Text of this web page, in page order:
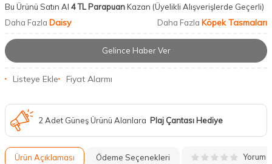
Bu Ürünü Satın Al 4 TL ParapuanKazan (Üyelikli Alışverişlerde Geçerli)
Daha Fazla Daisy Daha Fazla Köpek Tasmaları
Gelince Haber Ver
Listeye Ekle Fiyat Alarmı
2 Adet Güneş Ürünü Alanlara Plaj Çantası Hediye
Ürün Açıklaması Ödeme Seçenekleri Yorum